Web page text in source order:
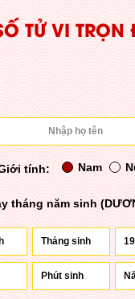
TỬ VI TRỌN
tính: Nam
tháng năm sinh